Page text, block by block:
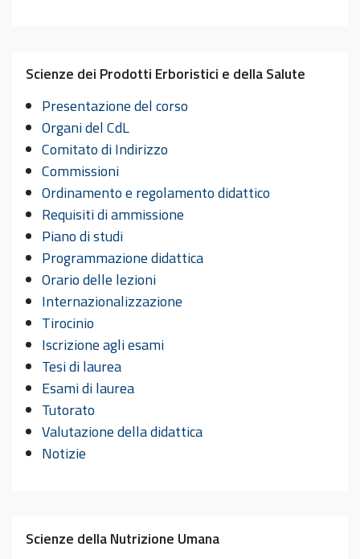
Scienze dei Prodotti Erboristici e della Salute
Presentazione del corso
Organi del CdL
Comitato di Indirizzo
Commissioni
Ordinamento e regolamento didattico
Requisiti di ammissione
Piano di studi
Programmazione didattica
Orario delle lezioni
Internazionalizzazione
Tirocinio
Iscrizione agli esami
Tesi di laurea
Esami di laurea
Tutorato
Valutazione della didattica
Notizie
Scienze della Nutrizione Umana